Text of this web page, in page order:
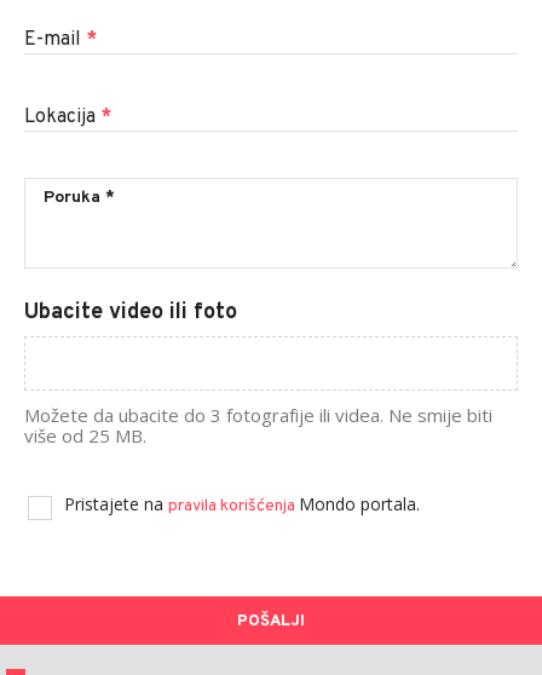
E-mail *
Lokacija *
Ubacite video ili foto
Možete da ubacite do 3 fotografije ili videa. Ne smije biti
više od 25 MB.
Pristajete na pravila korišćenja Mondo portala.
POŠALJI